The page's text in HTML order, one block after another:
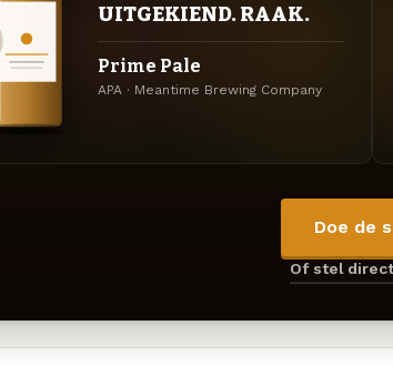
UITGEKIEND. RAAK.
Prime Pale
APA · Meantime Brewing Company
Doe de
Of stel